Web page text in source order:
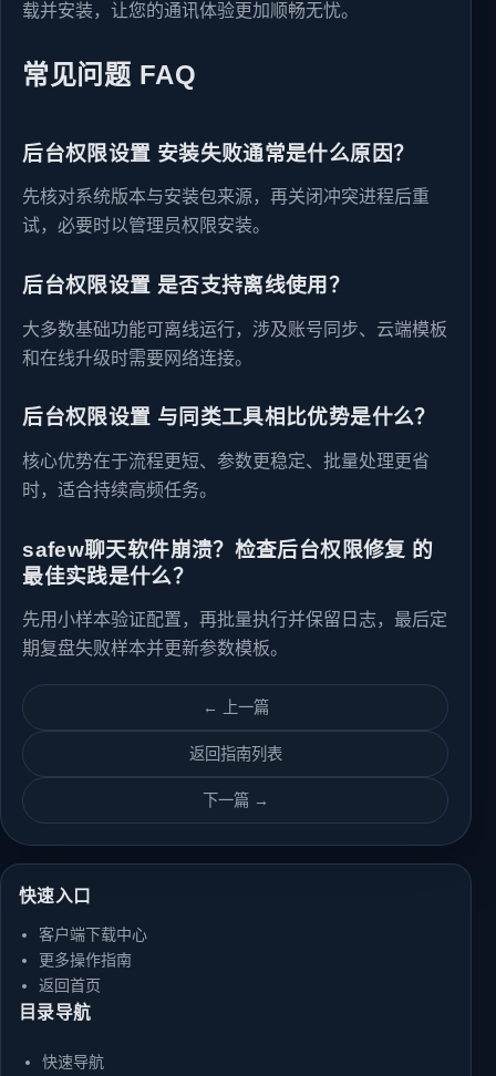
载并安装，让您的通讯体验更加顺畅无忧。
常见问题 FAQ
后台权限设置 安装失败通常是什么原因？
先核对系统版本与安装包来源，再关闭冲突进程后重
试，必要时以管理员权限安装。
后台权限设置 是否支持离线使用？
大多数基础功能可离线运行，涉及账号同步、云端模板
和在线升级时需要网络连接。
后台权限设置 与同类工具相比优势是什么？
核心优势在于流程更短、参数更稳定、批量处理更省
时，适合持续高频任务。
safew聊天软件崩溃？检查后台权限修复 的
最佳实践是什么？
先用小样本验证配置，再批量执行并保留日志，最后定
期复盘失败样本并更新参数模板。
← 上一篇
返回指南列表
下一篇 →
快速入口
客户端下载中心
更多操作指南
返回首页
目录导航
快速导航